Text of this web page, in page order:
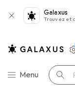
Galaxus
Trouvez et
Navigation par
Menu